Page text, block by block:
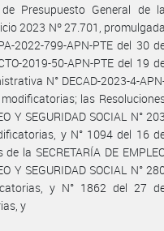
Presupuesto General de
2023 Nº 27.701,
2022-799-APN-PTE del 30
2019-50-APN-PTE del 19
N° DECAD-2023-4-
las
Y SEGURIDAD SOCIAL N°
y N° 1094 del 16
la SECRETARÍA DE
Y SEGURIDAD SOCIAL N°
y N° 1862 del 27
y